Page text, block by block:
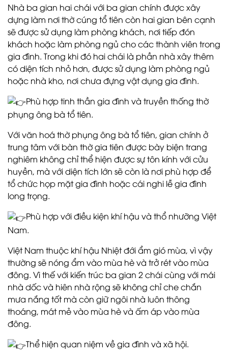
Nhà ba gian hai chái với ba gian chính được xây
dựng làm nơi thờ cúng tổ tiên còn hai gian bên cạnh
sẽ được sử dụng làm phòng khách, nơi tiếp đón
khách hoặc làm phòng ngủ cho các thành viên trong
gia đình. Trong khi đó hai chái là phần nhà xây thêm
có diện tích nhỏ hơn, được sử dụng làm phòng ngủ
hoặc nhà kho, nơi chưa đựng vật dụng gia đình.
Phù hợp tinh thần gia đình và truyền thống thờ
phụng ông bà tổ tiên.
Với văn hoá thờ phụng ông bà tổ tiên, gian chính ở
trung tâm với bàn thờ gia tiên được bày biện trang
nghiêm không chỉ thể hiện được sự tôn kính với cửu
huyền, mà với diện tích lớn sẽ còn là nơi phù hợp để
tổ chức họp mặt gia đình hoặc cái nghi lễ gia đình
long trọng.
Phù hợp với điều kiện khí hậu và thổ nhưỡng Việt
Nam.
Việt Nam thuộc khí hậu Nhiệt đới ẩm gió mùa, vì vậy
thường sẽ nóng ẩm vào mùa hè và trở rét vào mùa
đông. Vì thế với kiến trúc ba gian 2 chái cùng với mái
nhà dốc và hiên nhà rộng sẽ không chỉ che chắn
mưa nắng tốt mà còn giữ ngôi nhà luôn thông
thoáng, mát mẻ vào mùa hè và ấm áp vào mùa
đông.
Thể hiện quan niệm về gia đình và xã hội.